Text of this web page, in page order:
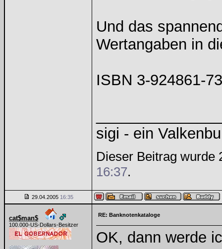
Und das
Wertangaben in
ISBN 3-924861-
sigi - ein
Dieser Beitrag wurde
16:37.
29.04.2005 16:35
cat$man$
100.000-US-Dollars-Besitzer
RE: Banknotenkataloge
OK, dann werde